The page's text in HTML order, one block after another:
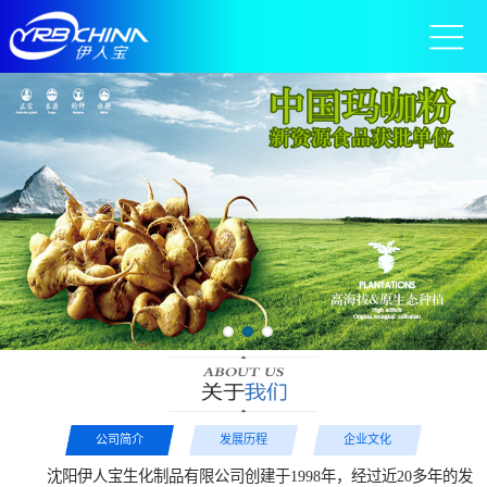
公司简介 发展历程 企业文化
沈阳伊人宝生化制品有限公司创建于1998年，经过近20多年的发